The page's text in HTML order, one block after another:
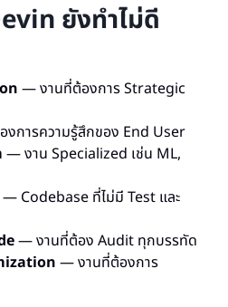
ยังทำไม่ดี
— งานที่ต้องการ Strategic
การความรู้สึกของ End User
— งาน Specialized เช่น ML,
— Codebase ที่ไม่มี Test และ
— งานที่ต้อง Audit ทุกบรรทัด
— งานที่ต้องการ